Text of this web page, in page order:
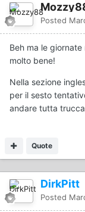
Posted
Beh ma le
molto bene!
Nella sezione
per il sesto
andare tutta
Quote
DirkPitt
Posted